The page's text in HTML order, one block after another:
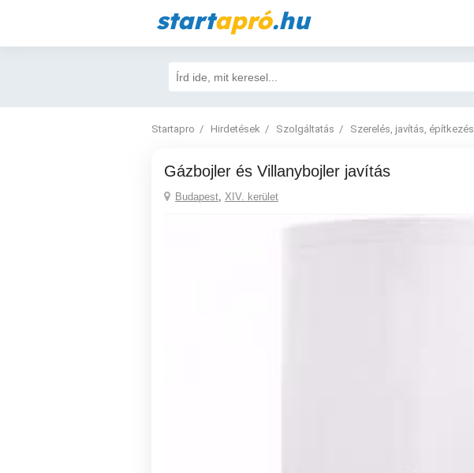
startapró.hu
Startapro Hirdetések Szolgáltatás Szerelés, javítás, építkezés
Gázbojler és Villanybojler javítás
Budapest, XIV. kerület